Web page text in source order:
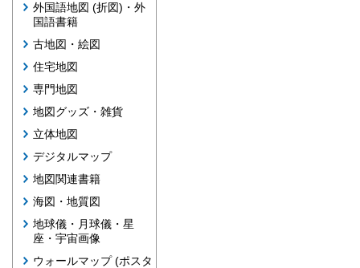
外国語地図 (折図)・外
国語書籍
古地図・絵図
住宅地図
専門地図
地図グッズ・雑貨
立体地図
デジタルマップ
地図関連書籍
海図・地質図
地球儀・月球儀・星
座・宇宙画像
ウォールマップ (ポスタ